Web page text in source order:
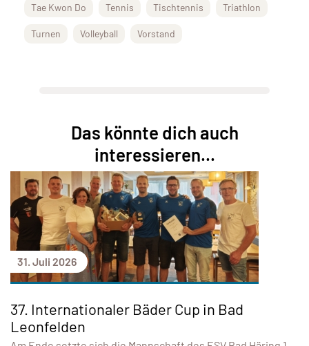
Tae Kwon Do Tennis Tischtennis Triathlon
Turnen Volleyball Vorstand
Das könnte dich auch
interessieren...
31. Juli 2026
37. Internationaler Bäder Cup in Bad
Leonfelden